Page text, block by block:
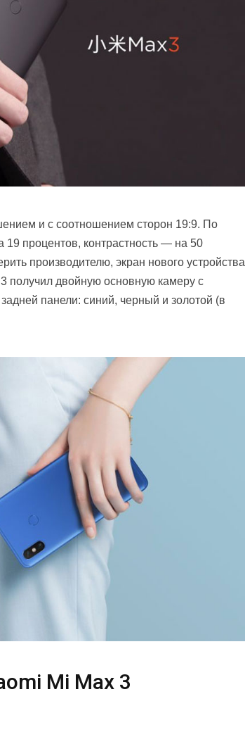
и с соотношением сторон 19:9. По
19 процентов, контрастность — на 50
производителю, экран нового устройства
получил двойную основную камеру с
панели: синий, черный и золотой (в
Mi Max 3